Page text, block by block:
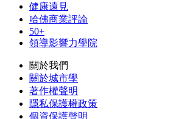
健康遠見
哈佛商業評論
50+
領導影響力學院
關於我們
關於城市學
著作權聲明
隱私保護權政策
個資保護聲明